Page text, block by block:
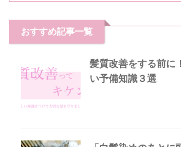
おすすめ記事一覧
髪質改善をする前に
い予備知識３選